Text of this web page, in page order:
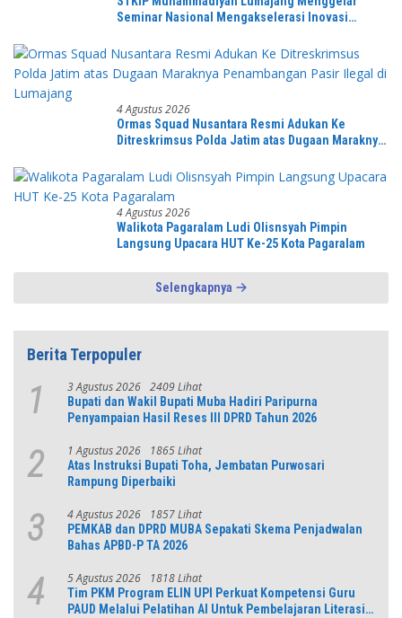
Seminar Nasional Mengakselerasi Inovasi
Pendidikan Tinggi
4 Agustus 2026
Ormas Squad Nusantara Resmi Adukan Ke
Ditreskrimsus Polda Jatim atas Dugaan Maraknya
4 Agustus 2026
Walikota Pagaralam Ludi Olisnsyah Pimpin
Langsung Upacara HUT Ke-25 Kota Pagaralam
Selengkapnya
Berita Terpopuler
1 3 Agustus 2026 2409 Lihat
Bupati dan Wakil Bupati Muba Hadiri Paripurna
Penyampaian Hasil Reses III DPRD Tahun 2026
2 1 Agustus 2026 1865 Lihat
Atas Instruksi Bupati Toha, Jembatan Purwosari
Rampung Diperbaiki
3 4 Agustus 2026 1857 Lihat
PEMKAB dan DPRD MUBA Sepakati Skema Penjadwalan
Bahas APBD-P TA 2026
4 5 Agustus 2026 1818 Lihat
Tim PKM Program ELIN UPI Perkuat Kompetensi Guru
PAUD Melalui Pelatihan AI Untuk Pembelajaran Literasi